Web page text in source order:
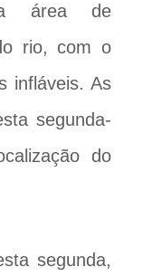
área de
rio, com o
infláveis. As
segunda-
do
segunda,